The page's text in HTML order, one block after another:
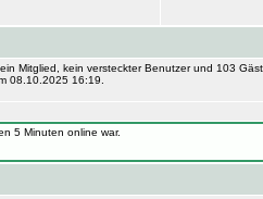
Mitglied, kein versteckter Benutzer und 103
08.10.2025 16:19.
5 Minuten online war.